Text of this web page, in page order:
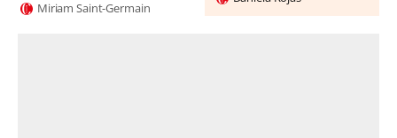
Miriam Saint-Germain